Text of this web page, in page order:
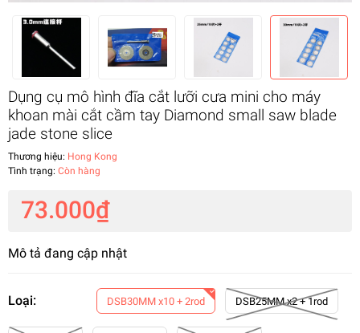
Dụng cụ mô hình đĩa cắt lưỡi cưa mini cho máy
khoan mài cắt cầm tay Diamond small saw blade
jade stone slice
Thương hiệu: Hong Kong
Tình trạng: Còn hàng
73.000₫
Mô tả đang cập nhật
Loại: DSB30MM x10 + 2rod DSB25MM x2 + 1rod